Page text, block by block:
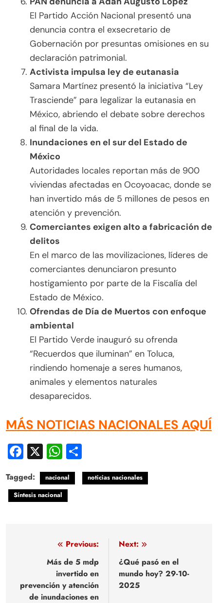
El Partido Acción Nacional presentó una
denuncia contra el exsecretario de
Gobernación por presuntas omisiones en su
declaración patrimonial.
Activista impulsa ley de eutanasia
Samara Martínez presentó la iniciativa “Ley
Trasciende” para legalizar la eutanasia en
México, abriendo el debate sobre derechos
al final de la vida.
Inundaciones en el sur del Estado de
México
Autoridades locales reportan más de 900
viviendas afectadas en Ocoyoacac, donde se
han invertido más de 5 millones de pesos en
atención y prevención.
Comerciantes exigen alto a fabricación de
delitos
En el marco de las movilizaciones, líderes de
comerciantes denunciaron presunto
hostigamiento por parte de la Fiscalía del
Estado de México.
Ofrendas de Día de Muertos con enfoque
ambiental
El Partido Verde inauguró su ofrenda
“Recuerdos que iluminan” en Toluca,
rindiendo homenaje a seres humanos,
animales y elementos naturales
desaparecidos.
MÁS NOTICIAS NACIONALES AQUÍ
Facebook
X WhatsApp
Tagged: nacional
noticias nacionales
Síntesis nacional
Navegación
entradas
Previous:
Más de 5 mdp
invertido en
prevención y atención
de inundaciones en
Next:
¿Qué pasó en el
mundo hoy? 29-10-
2025